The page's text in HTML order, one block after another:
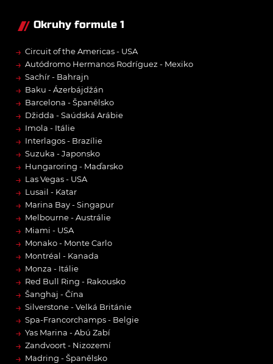
Okruhy formule 1
→ Circuit of the Americas - USA
→ Autódromo Hermanos Rodríguez - Mexiko
→ Sachír - Bahrajn
→ Baku - Ázerbájdžán
→ Barcelona - Španělsko
→ Džidda - Saúdská Arábie
→ Imola - Itálie
→ Interlagos - Brazílie
→ Suzuka - Japonsko
→ Hungaroring - Maďarsko
→ Las Vegas - USA
→ Lusail - Katar
→ Marina Bay - Singapur
→ Melbourne - Austrálie
→ Miami - USA
→ Monako - Monte Carlo
→ Montréal - Kanada
→ Monza - Itálie
→ Red Bull Ring - Rakousko
→ Šanghaj - Čína
→ Silverstone - Velká Británie
→ Spa-Francorchamps - Belgie
→ Yas Marina - Abú Zabí
→ Zandvoort - Nizozemí
→ Madring - Španělsko